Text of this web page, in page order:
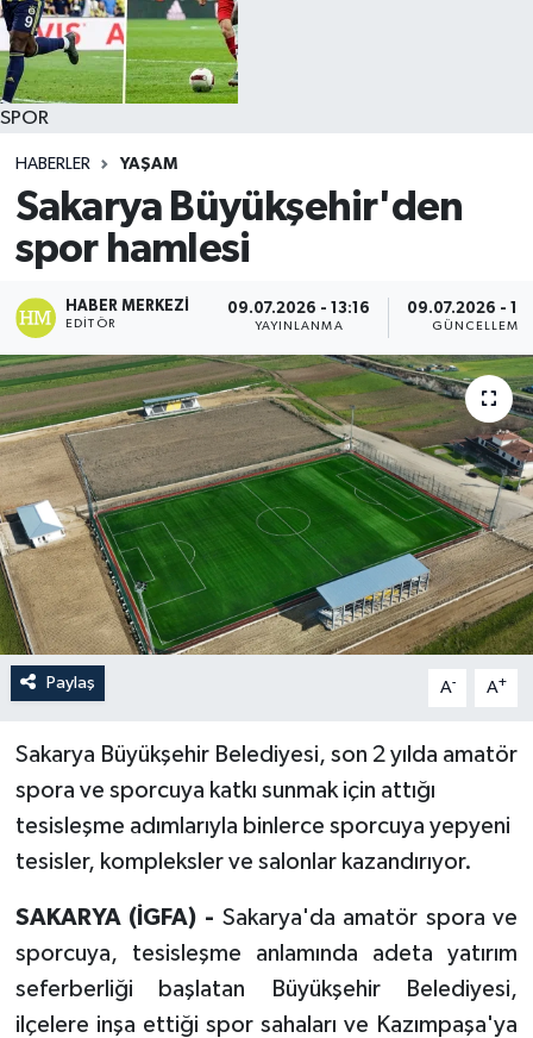
SPOR
HABERLER YAŞAM
Sakarya Büyükşehir'den
spor hamlesi
HABER MERKEZI
EDITÖR
09.07.2026 - 13:16
YAYINLANMA
09.07.2026 -
GÜNCELLEME
Paylaş A- A+
Sakarya Büyükşehir Belediyesi, son 2 yılda amatör
spora ve sporcuya katkı sunmak için attığı
tesisleşme adımlarıyla binlerce sporcuya yepyeni
tesisler, kompleksler ve salonlar kazandırıyor.
SAKARYA (İGFA) - Sakarya'da amatör spora ve
sporcuya, tesisleşme anlamında adeta yatırım
seferberliği başlatan Büyükşehir Belediyesi,
ilçelere inşa ettiği spor sahaları ve Kazımpaşa'ya